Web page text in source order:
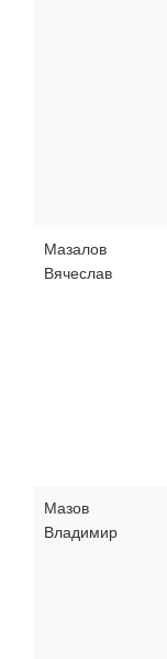
Мазалов
Вячеслав
Мазов
Владимир